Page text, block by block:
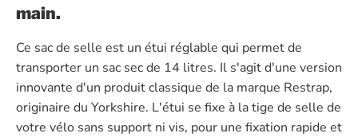
main.
Ce sac de selle est un étui réglable qui permet de
transporter un sac sec de 14 litres. Il s'agit d'une version
innovante d'un produit classique de la marque Restrap,
originaire du Yorkshire. L'étui se fixe à la tige de selle de
votre vélo sans support ni vis, pour une fixation rapide et